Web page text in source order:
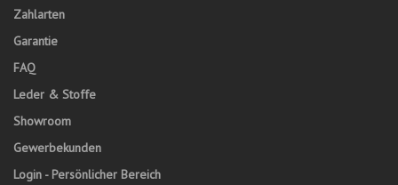
Zahlarten
Garantie
FAQ
Leder & Stoffe
Showroom
Gewerbekunden
Login - Persönlicher Bereich